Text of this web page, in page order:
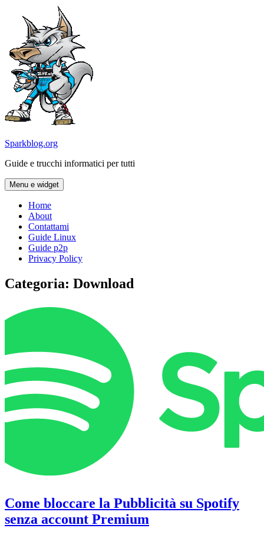
contenuto
Sparkblog.org
Guide e trucchi informatici per tutti
Menu e widget
Home
About
Contattami
Guide Linux
Guide p2p
Privacy Policy
Categoria: Download
Come bloccare la Pubblicità su Spotify
senza account Premium